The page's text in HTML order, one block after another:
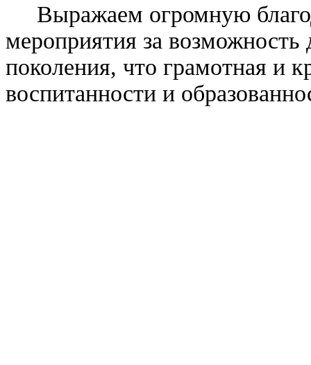
Выражаем огромную
мероприятия за
поколения, что грамотная и
воспитанности и